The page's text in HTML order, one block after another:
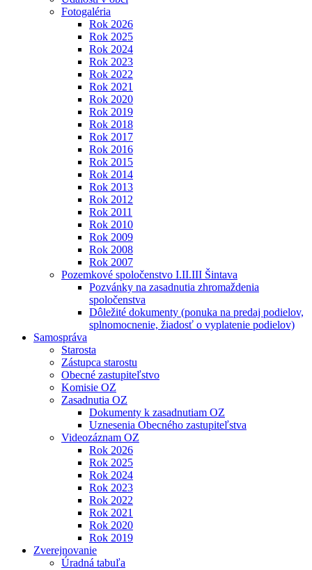
Fotogaléria
Rok 2026
Rok 2025
Rok 2024
Rok 2023
Rok 2022
Rok 2021
Rok 2020
Rok 2019
Rok 2018
Rok 2017
Rok 2016
Rok 2015
Rok 2014
Rok 2013
Rok 2012
Rok 2011
Rok 2010
Rok 2009
Rok 2008
Rok 2007
Pozemkové spoločenstvo I.II.III Šintava
Pozvánky na zasadnutia zhromaždenia
spoločenstva
Dôležité dokumenty (ponuka na predaj podielov,
splnomocnenie, žiadosť o vyplatenie podielov)
Samospráva
Starosta
Zástupca starostu
Obecné zastupiteľstvo
Komisie OZ
Zasadnutia OZ
Dokumenty k zasadnutiam OZ
Uznesenia Obecného zastupiteľstva
Videozáznam OZ
Rok 2026
Rok 2025
Rok 2024
Rok 2023
Rok 2022
Rok 2021
Rok 2020
Rok 2019
Zverejnovanie
Úradná tabuľa